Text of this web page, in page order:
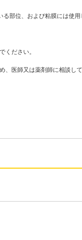
部位、および粘膜には使用
ください。
、医師又は薬剤師に相談して